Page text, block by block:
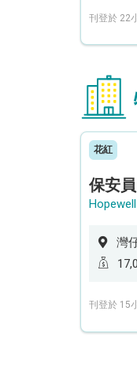
刊登於 22
花紅
保安
灣
刊登於 15